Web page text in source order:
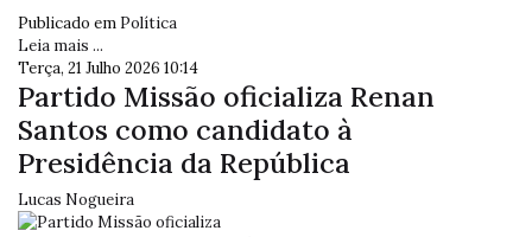
Publicado em Política
Leia mais ...
Terça, 21 Julho 2026 10:14
Partido Missão oficializa Renan
Santos como candidato à
Presidência da República
Lucas Nogueira